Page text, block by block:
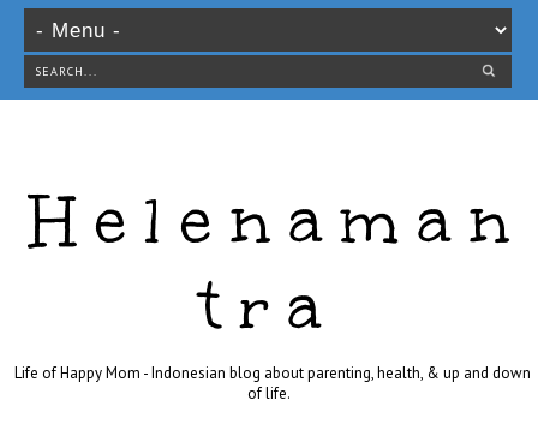
Helenaman
tra
Life of Happy Mom - Indonesian blog about parenting, health, & up and down
of life.